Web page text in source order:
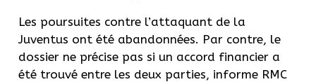
Les poursuites contre l’attaquant de la
Juventus ont été abandonnées. Par contre, le
dossier ne précise pas si un accord financier a
été trouvé entre les deux parties, informe RMC